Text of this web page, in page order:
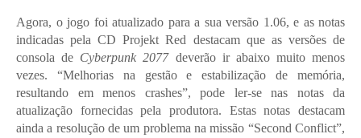
Agora, o jogo foi atualizado para a sua versão 1.06, e as notas
indicadas pela CD Projekt Red destacam que as versões de
consola de Cyberpunk 2077deverão ir abaixo muito menos
vezes. “Melhorias na gestão e estabilização de memória,
resultando em menos crashes”, pode ler-se nas notas da
atualização fornecidas pela produtora. Estas notas destacam
ainda a resolução de um problema na missão “Second Conflict”,